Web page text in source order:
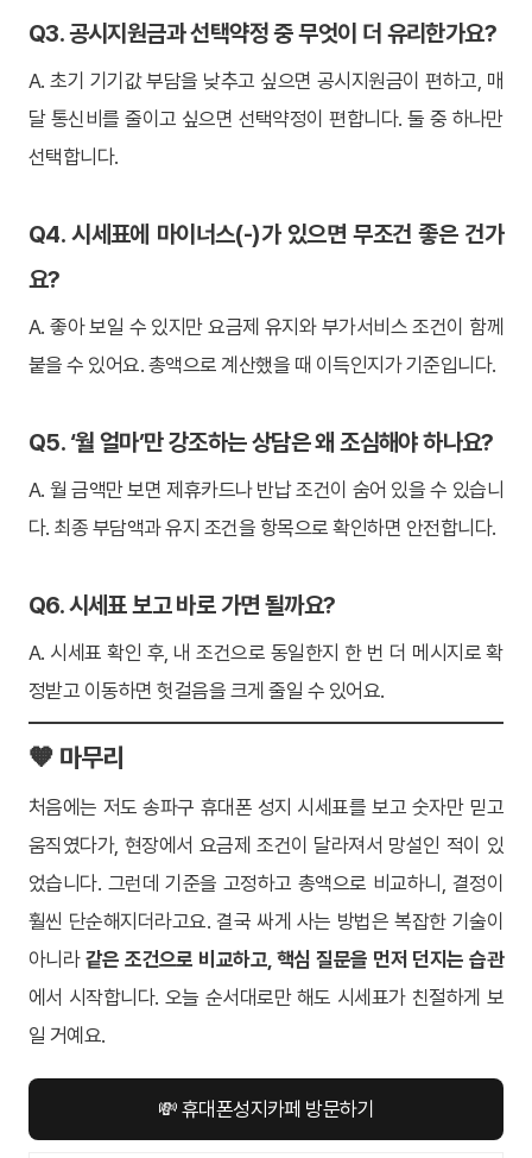
Q3. 공시지원금과 선택약정 중 무엇이 더 유리한가요?
A. 초기 기기값 부담을 낮추고 싶으면 공시지원금이 편하고, 매
달 통신비를 줄이고 싶으면 선택약정이 편합니다. 둘 중 하나만
선택합니다.
Q4. 시세표에 마이너스(-)가 있으면 무조건 좋은 건가
요?
A. 좋아 보일 수 있지만 요금제 유지와 부가서비스 조건이 함께
붙을 수 있어요. 총액으로 계산했을 때 이득인지가 기준입니다.
Q5. ‘월 얼마’만 강조하는 상담은 왜 조심해야 하나요?
A. 월 금액만 보면 제휴카드나 반납 조건이 숨어 있을 수 있습니
다. 최종 부담액과 유지 조건을 항목으로 확인하면 안전합니다.
Q6. 시세표 보고 바로 가면 될까요?
A. 시세표 확인 후, 내 조건으로 동일한지 한 번 더 메시지로 확
정받고 이동하면 헛걸음을 크게 줄일 수 있어요.
🧡 마무리
처음에는 저도 송파구 휴대폰 성지 시세표를 보고 숫자만 믿고
움직였다가, 현장에서 요금제 조건이 달라져서 망설인 적이 있
었습니다. 그런데 기준을 고정하고 총액으로 비교하니, 결정이
훨씬 단순해지더라고요. 결국 싸게 사는 방법은 복잡한 기술이
아니라 같은 조건으로 비교하고, 핵심 질문을 먼저 던지는 습관
에서 시작합니다. 오늘 순서대로만 해도 시세표가 친절하게 보
일 거예요.
💸 휴대폰성지카페 방문하기